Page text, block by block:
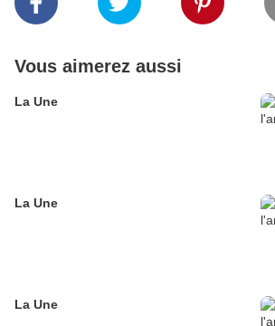
Vous aimerez aussi
La Une
La Une
La Une